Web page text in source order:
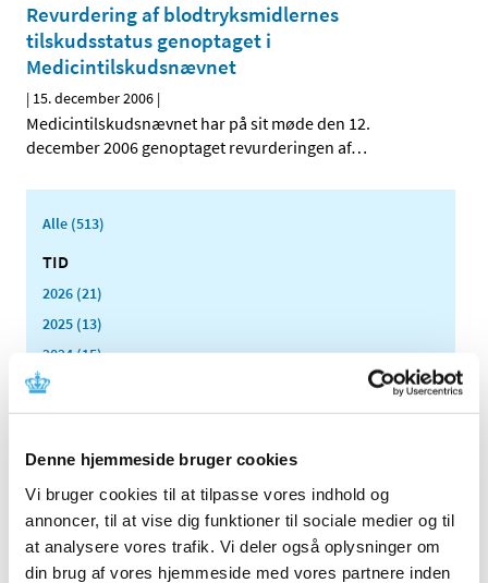
Denne hjemmeside bruger cookies
Vi bruger cookies til at tilpasse vores indhold og
annoncer, til at vise dig funktioner til sociale medier og til
at analysere vores trafik. Vi deler også oplysninger om
din brug af vores hjemmeside med vores partnere inden
Revurdering af blodtryksmidlernes
tilskudsstatus genoptaget i
Medicintilskudsnævnet
| 15. december 2006 |
Medicintilskudsnævnet har på sit møde den 12.
december 2006 genoptaget revurderingen af…
Alle (513)
TID
2026 (21)
2025 (13)
2024 (15)
2023 (18)
2022 (10)
2019 (41)
2018 (46)
2017 (36)